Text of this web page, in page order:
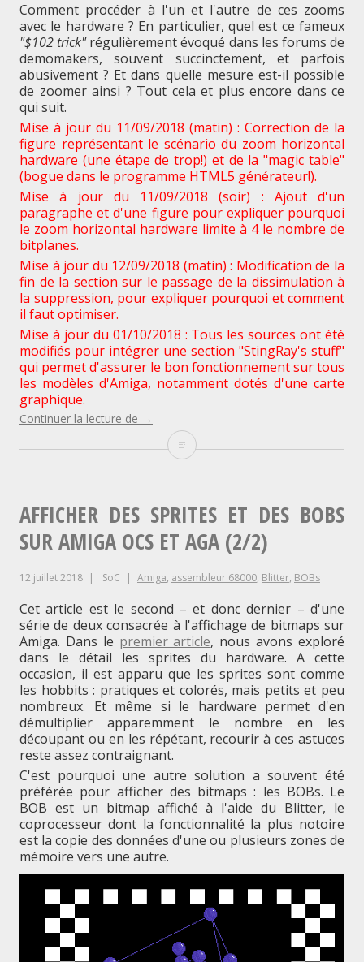
Comment procéder à l'un et l'autre de ces zooms
avec le hardware ? En particulier, quel est ce fameux
"$102 trick"régulièrement évoqué dans les forums de
demomakers, souvent succinctement, et parfois
abusivement ? Et dans quelle mesure est-il possible
de zoomer ainsi ? Tout cela et plus encore dans ce
qui suit.
Mise à jour du 11/09/2018 (matin) : Correction de la
figure représentant le scénario du zoom horizontal
hardware (une étape de trop!) et de la "magic table"
(bogue dans le programme HTML5 générateur!).
Mise à jour du 11/09/2018 (soir) : Ajout d'un
paragraphe et d'une figure pour expliquer pourquoi
le zoom horizontal hardware limite à 4 le nombre de
bitplanes.
Mise à jour du 12/09/2018 (matin) : Modification de la
fin de la section sur le passage de la dissimulation à
la suppression, pour expliquer pourquoi et comment
il faut optimiser.
Mise à jour du 01/10/2018 : Tous les sources ont été
modifiés pour intégrer une section "StingRay's stuff"
qui permet d'assurer le bon fonctionnement sur tous
les modèles d'Amiga, notamment dotés d'une carte
graphique.
Continuer la lecture de "Zoom
hardware
avec
BPLxMOD
Amiga"
→
Zoom
BPLCON1
sur
Amiga
AFFICHER DES SPRITES ET DES BOBS
SUR AMIGA OCS ET AGA (2/2)
12 juillet 2018 SoC Amiga, assembleur 68000, Blitter, BOBs
Cet article est le second – et donc dernier – d'une
série de deux consacrée à l'affichage de bitmaps sur
Amiga. Dans le premier article, nous avons exploré
dans le détail les sprites du hardware. A cette
occasion, il est apparu que les sprites sont comme
les hobbits : pratiques et colorés, mais petits et peu
nombreux. Et même si le hardware permet d'en
démultiplier apparemment le nombre en les
découpant ou en les répétant, recourir à ces astuces
reste assez contraignant.
C'est pourquoi une autre solution a souvent été
préférée pour afficher des bitmaps : les BOBs. Le
BOB est un bitmap affiché à l'aide du Blitter, le
coprocesseur dont la fonctionnalité la plus notoire
est la copie des données d'une ou plusieurs zones de
mémoire vers une autre.